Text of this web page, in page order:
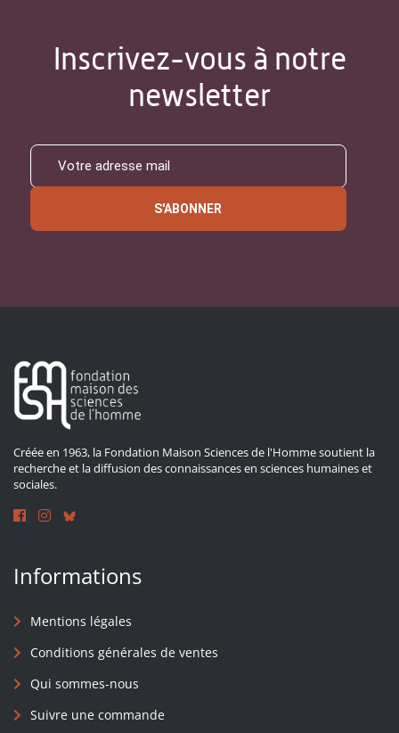
Inscrivez-vous à notre
newsletter
S'ABONNER
Créée en 1963, la Fondation Maison Sciences de l'Homme soutient la
recherche et la diffusion des connaissances en sciences humaines et
sociales.
Informations
Mentions légales
Conditions générales de ventes
Qui sommes-nous
Suivre une commande